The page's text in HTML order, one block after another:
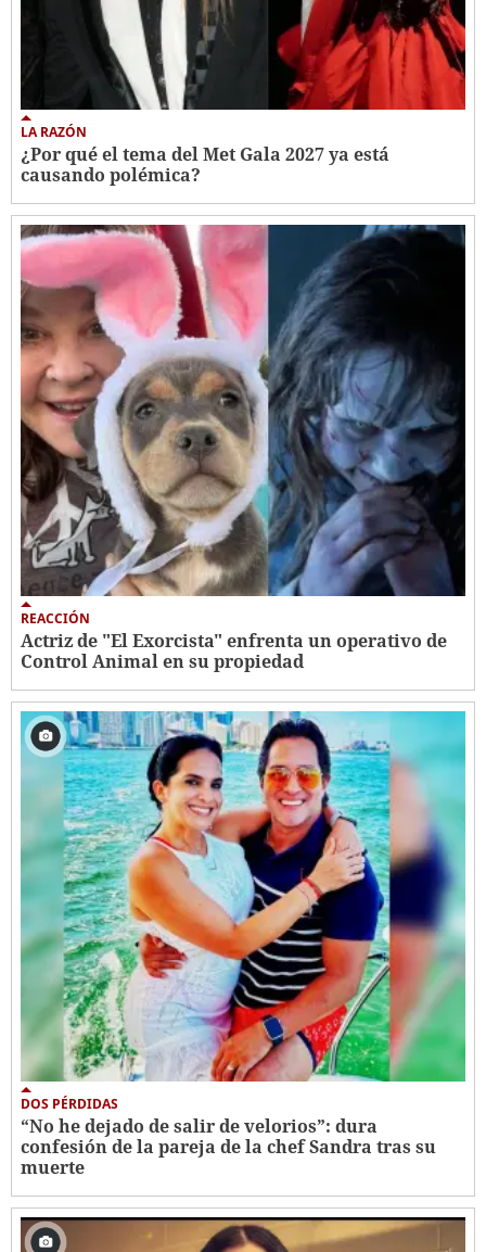
LA RAZÓN
¿Por qué el tema del Met Gala 2027 ya está
causando polémica?
REACCIÓN
Actriz de "El Exorcista" enfrenta un operativo de
Control Animal en su propiedad
DOS PÉRDIDAS
“No he dejado de salir de velorios”: dura
confesión de la pareja de la chef Sandra tras su
muerte